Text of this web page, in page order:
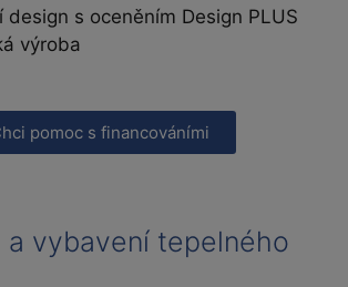
design s oceněním Design PLUS
výroba
pomoc s financováními
a vybavení tepelného